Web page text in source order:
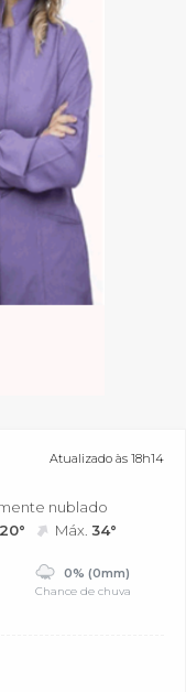
Atualizado às 18h14
nublado
20° Máx.34°
0% (0mm)
Chance de chuva